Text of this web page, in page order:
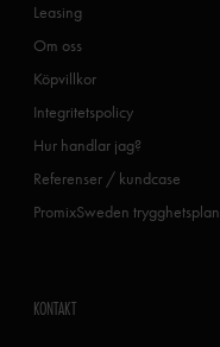
Leasing
Om oss
Köpvillkor
Integritetspolicy
Hur handlar jag?
Referenser / kundcase
PromixSweden trygghetsplan
KONTAKT